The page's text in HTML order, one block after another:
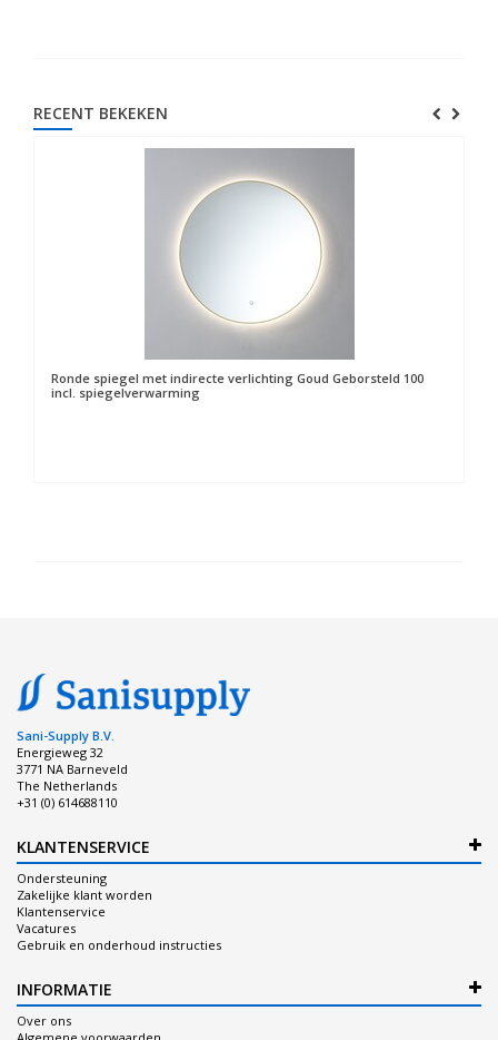
RECENT BEKEKEN
Ronde spiegel met indirecte verlichting Goud Geborsteld 100
incl. spiegelverwarming
Sani-Supply B.V.
Energieweg 32
3771 NA Barneveld
The Netherlands
+31 (0) 614688110
KLANTENSERVICE
Ondersteuning
Zakelijke klant worden
Klantenservice
Vacatures
Gebruik en onderhoud instructies
INFORMATIE
Over ons